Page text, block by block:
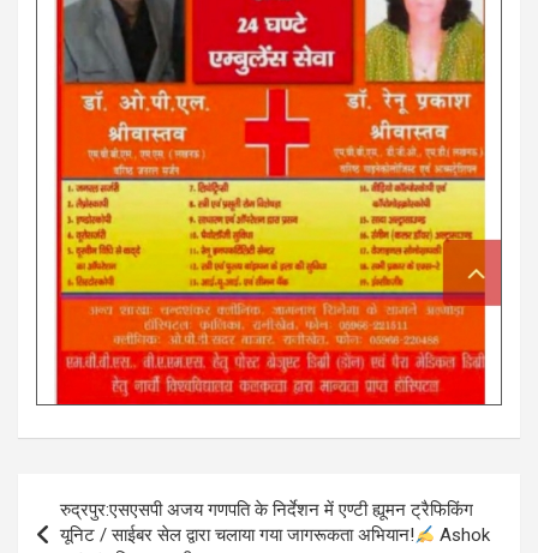
navigation
रुद्रपुर:एसएसपी अजय गणपति के निर्देशन में एण्टी ह्यूमन ट्रैफिकिंग
यूनिट / साईबर सेल द्वारा चलाया गया जागरूकता अभियान!
Ashok